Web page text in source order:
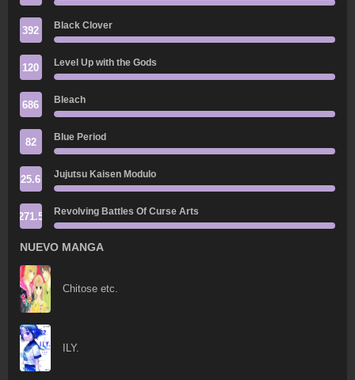
392 Black Clover
120 Level Up with the Gods
686 Bleach
82 Blue Period
25.6 Jujutsu Kaisen Modulo
271.5 Revolving Battles Of Curse Arts
NUEVO MANGA
Chitose etc.
ILY.